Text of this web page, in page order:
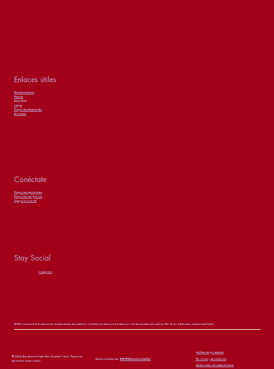
Enlaces útiles
Patrocinadores
Prensa
Blog Posts
Mapa
Preguntas frecuentes
Entradas
Conéctate
Preguntas generales
Preguntas de prensa
Apoyar el evento
Stay Social
Instagram
BHBW promueve el consumo responsable de alcohol y no tolera el consumo excesivo ni las conductas disruptivas. Por favor, beba con responsabilidad.
© 2026 Barcelona Hotel Bar Cocktail Week. Todos los
derechos reservados.
Desarrollado porBG PR&Communication
política de privacidad
Términos y condiciones
declaración de accesibilidad